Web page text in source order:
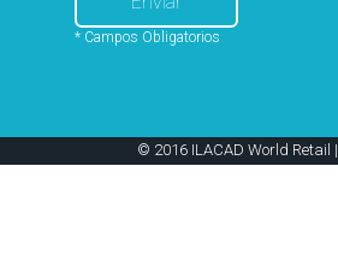
* Campos Obligatorios
© 2016 ILACAD World Retail |